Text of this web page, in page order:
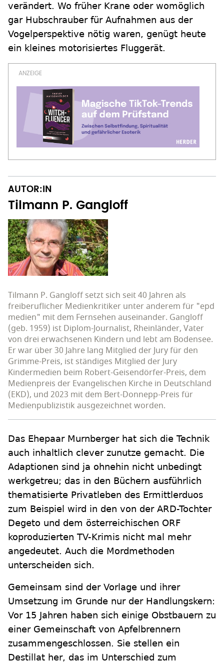
verändert. Wo früher Krane oder womöglich
gar Hubschrauber für Aufnahmen aus der
Vogelperspektive nötig waren, genügt heute
ein kleines motorisiertes Fluggerät.
AUTOR:IN
Tilmann P. Gangloff
Tilmann P. Gangloff setzt sich seit 40 Jahren als
freiberuflicher Medienkritiker unter anderem für "epd
medien" mit dem Fernsehen auseinander. Gangloff
(geb. 1959) ist Diplom-Journalist, Rheinländer, Vater
von drei erwachsenen Kindern und lebt am Bodensee.
Er war über 30 Jahre lang Mitglied der Jury für den
Grimme-Preis, ist ständiges Mitglied der Jury
Kindermedien beim Robert-Geisendörfer-Preis, dem
Medienpreis der Evangelischen Kirche in Deutschland
(EKD), und 2023 mit dem Bert-Donnepp-Preis für
Medienpublizistik ausgezeichnet worden.
Das Ehepaar Murnberger hat sich die Technik
auch inhaltlich clever zunutze gemacht. Die
Adaptionen sind ja ohnehin nicht unbedingt
werkgetreu; das in den Büchern ausführlich
thematisierte Privatleben des Ermittlerduos
zum Beispiel wird in den von der ARD-Tochter
Degeto und dem österreichischen ORF
koproduzierten TV-Krimis nicht mal mehr
angedeutet. Auch die Mordmethoden
unterscheiden sich.
Gemeinsam sind der Vorlage und ihrer
Umsetzung im Grunde nur der Handlungskern:
Vor 15 Jahren haben sich einige Obstbauern zu
einer Gemeinschaft von Apfelbrennern
zusammengeschlossen. Sie stellen ein
Destillat her, das im Unterschied zum